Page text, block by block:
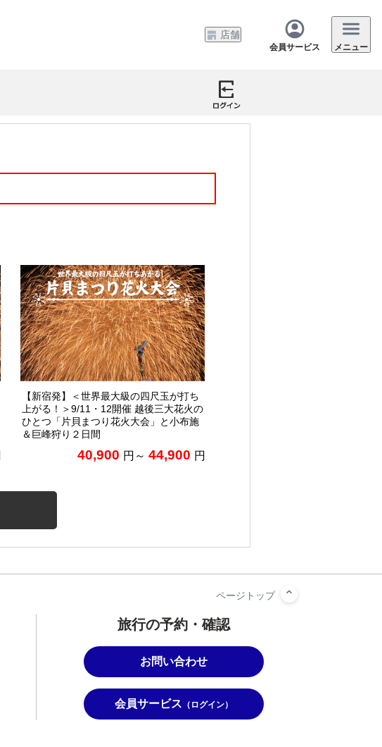
店舗
会員サービス メニュー
【新宿発】＜世界最大級の四尺玉が打ち
上がる！＞9/11・12開催 越後三大花火の
ひとつ「片貝まつり花火大会」と小布施
＆巨峰狩り２日間
40,900 円～44,900 円
旅行の予約・確認
お問い合わせ
会員サービス （ログイン）